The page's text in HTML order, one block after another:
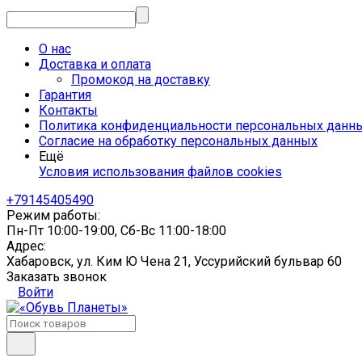
О нас
Доставка и оплата
Промокод на доставку
Гарантия
Контакты
Политика конфиденциальности персональных
Согласие на обработку персональных данных
Ещё
Условия использования файлов cookies
+79145405490
Режим работы:
Пн-Пт 10:00-19:00, Сб-Вс 11:00-18:00
Адрес:
Хабаровск, ул. Ким Ю Чена 21, Уссурийский бульвар 60
Заказать звонок
Войти